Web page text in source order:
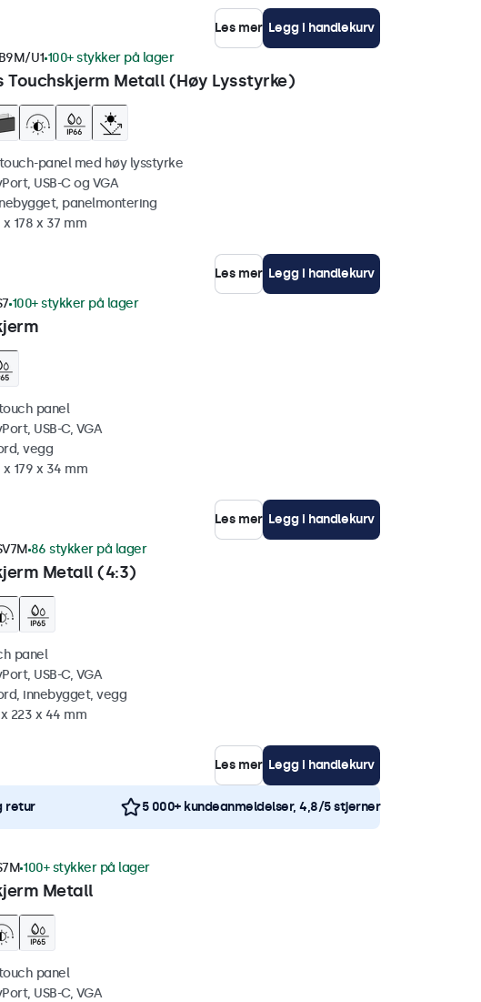
Les mer Legg i handlekurv
Touchskjerm Metall (Høy Lysstyrke)
U1 100+ stykker på lager
panel med høy lysstyrke
USB-C og VGA
panelmontering
178 x 37 mm
Les mer Legg i handlekurv
100+ stykker på lager
panel
USB-C, VGA
vegg
179 x 34 mm
Les mer Legg i handlekurv
Metall (4:3)
86 stykker på lager
panel
USB-C, VGA
innebygget, vegg
223 x 44 mm
Les mer Legg i handlekurv
retur 5 000+ kundeanmeldelser, 4,8/5 stjerner
Metall
100+ stykker på lager
panel
USB-C, VGA